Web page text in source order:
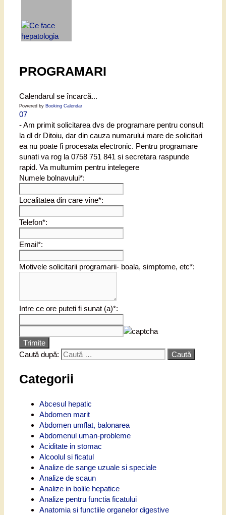
PROGRAMARI
Calendarul se încarcă...
Powered by Booking Calendar
07
- Am primit solicitarea dvs de programare pentru consult
la dl dr Ditoiu, dar din cauza numarului mare de solicitari
ea nu poate fi procesata electronic. Pentru programare
sunati va rog la 0758 751 841 si secretara raspunde
rapid. Va multumim pentru intelegere
Numele bolnavului*:
Localitatea din care vine*:
Telefon*:
Email*:
Motivele solicitarii programarii- boala, simptome, etc*:
Intre ce ore puteti fi sunat (a)*:
Trimite
Caută după:
Categorii
Abcesul hepatic
Abdomen marit
Abdomen umflat, balonarea
Abdomenul uman-probleme
Aciditate in stomac
Alcoolul si ficatul
Analize de sange uzuale si speciale
Analize de scaun
Analize in bolile hepatice
Analize pentru functia ficatului
Anatomia si functiile organelor digestive